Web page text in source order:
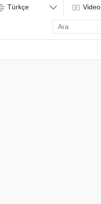
Video
Enter
search
term